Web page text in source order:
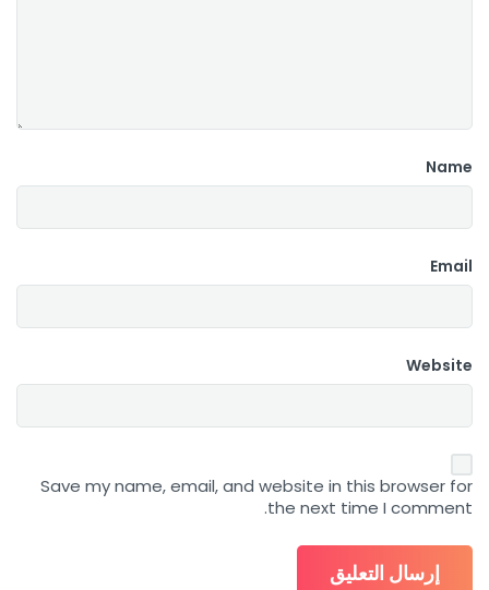
Name
Email
Website
Save my name, email, and website in this browser for
the next time I comment.